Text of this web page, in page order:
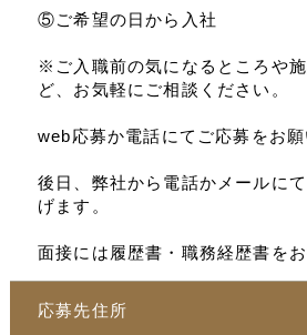
⑤ご希望の日から入社
※ご入職前の気になるところや
ど、お気軽にご相談ください。
web応募か電話にてご応募をお願
後日、弊社から電話かメールに
げます。
面接には履歴書・職務経歴書をお
応募先住所